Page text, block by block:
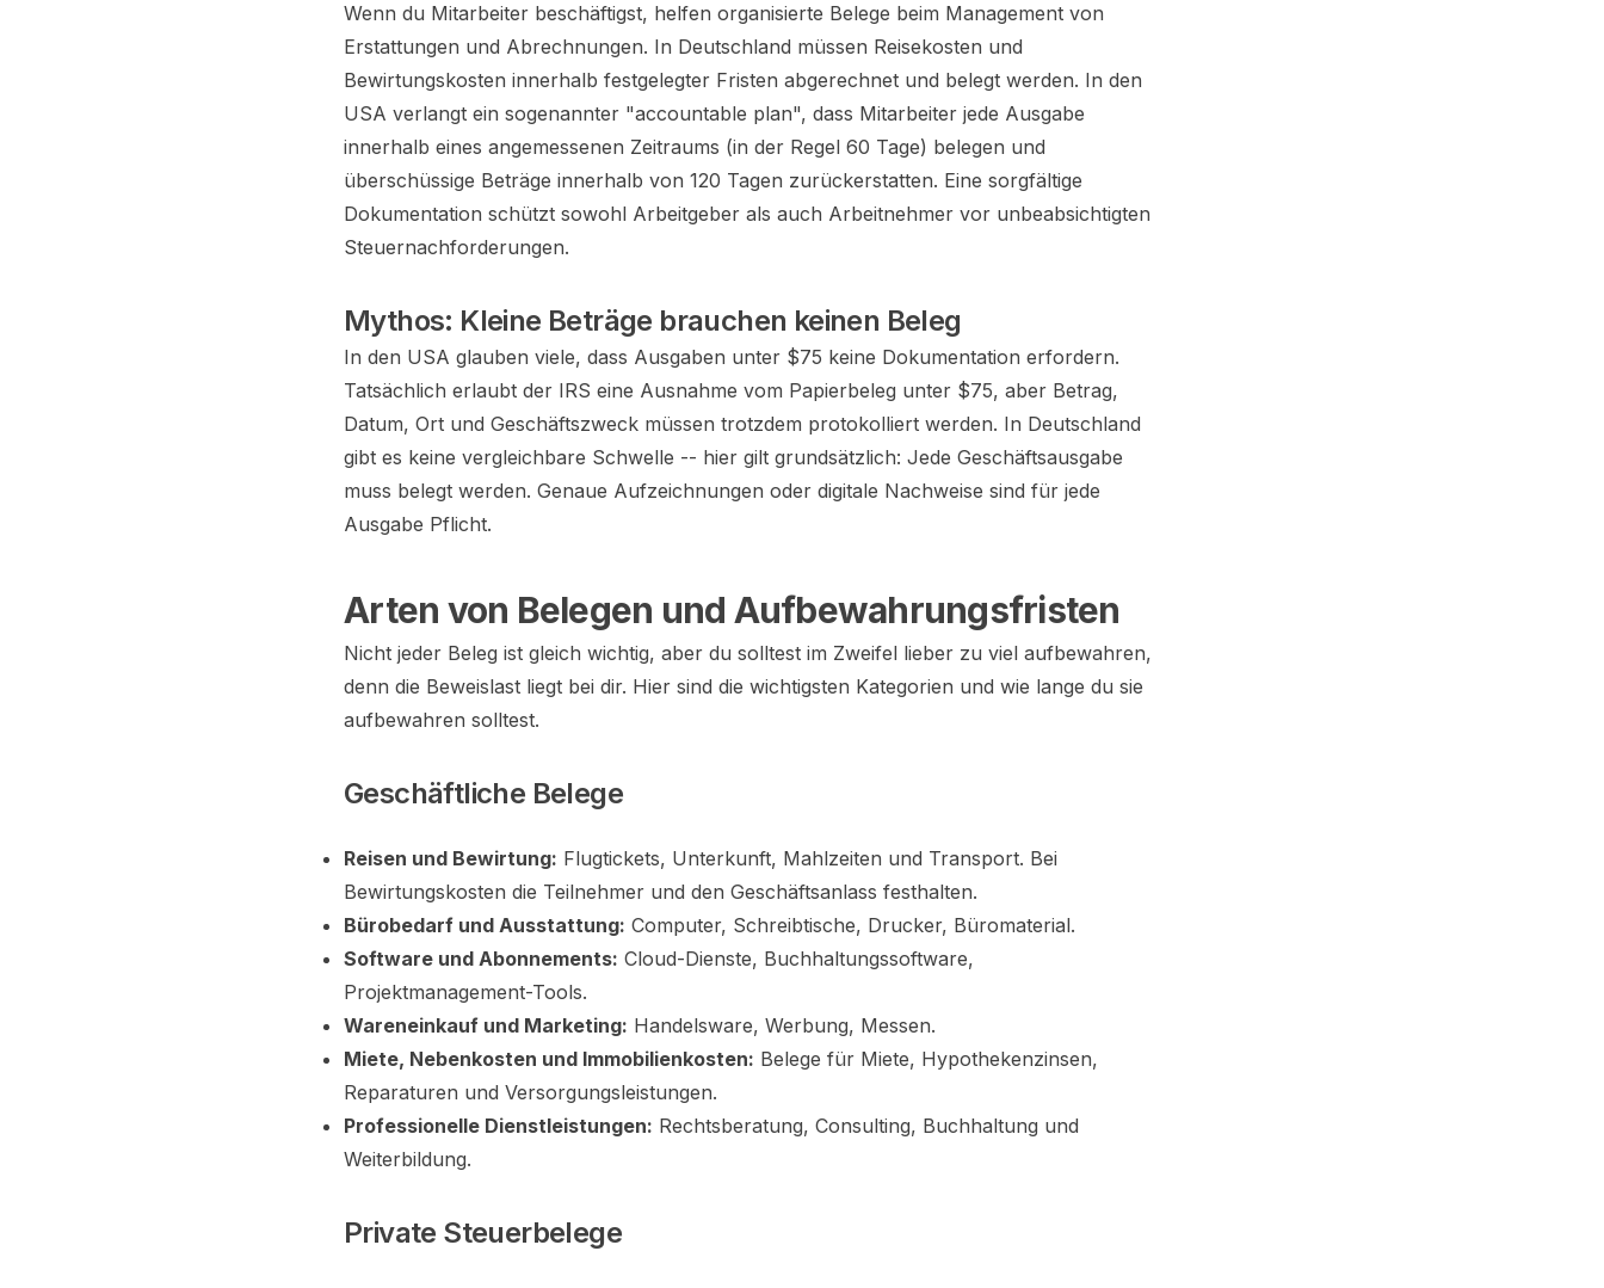
Wenn du Mitarbeiter beschäftigst, helfen organisierte Belege beim Management von
Erstattungen und Abrechnungen. In Deutschland müssen Reisekosten und
Bewirtungskosten innerhalb festgelegter Fristen abgerechnet und belegt werden. In den
USA verlangt ein sogenannter "accountable plan", dass Mitarbeiter jede Ausgabe
innerhalb eines angemessenen Zeitraums (in der Regel 60 Tage) belegen und
überschüssige Beträge innerhalb von 120 Tagen zurückerstatten. Eine sorgfältige
Dokumentation schützt sowohl Arbeitgeber als auch Arbeitnehmer vor unbeabsichtigten
Steuernachforderungen.
Mythos: Kleine Beträge brauchen keinen Beleg
In den USA glauben viele, dass Ausgaben unter $75 keine Dokumentation erfordern.
Tatsächlich erlaubt der IRS eine Ausnahme vom Papierbeleg unter $75, aber Betrag,
Datum, Ort und Geschäftszweck müssen trotzdem protokolliert werden. In Deutschland
gibt es keine vergleichbare Schwelle -- hier gilt grundsätzlich: Jede Geschäftsausgabe
muss belegt werden. Genaue Aufzeichnungen oder digitale Nachweise sind für jede
Ausgabe Pflicht.
Arten von Belegen und Aufbewahrungsfristen
Nicht jeder Beleg ist gleich wichtig, aber du solltest im Zweifel lieber zu viel aufbewahren,
denn die Beweislast liegt bei dir. Hier sind die wichtigsten Kategorien und wie lange du sie
aufbewahren solltest.
Geschäftliche Belege
Reisen und Bewirtung: Flugtickets, Unterkunft, Mahlzeiten und Transport. Bei
Bewirtungskosten die Teilnehmer und den Geschäftsanlass festhalten.
Bürobedarf und Ausstattung: Computer, Schreibtische, Drucker, Büromaterial.
Software und Abonnements: Cloud-Dienste, Buchhaltungssoftware,
Projektmanagement-Tools.
Wareneinkauf und Marketing: Handelsware, Werbung, Messen.
Miete, Nebenkosten und Immobilienkosten: Belege für Miete, Hypothekenzinsen,
Reparaturen und Versorgungsleistungen.
Professionelle Dienstleistungen: Rechtsberatung, Consulting, Buchhaltung und
Weiterbildung.
Private Steuerbelege